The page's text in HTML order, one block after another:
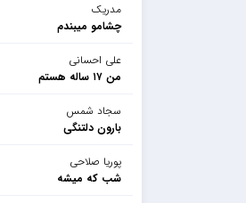
مدریک
چشامو میبندم
علی احسانی
من ۱۷ ساله هستم
سجاد شمس
بارون دلتنگی
پوریا صلاحی
شب که میشه